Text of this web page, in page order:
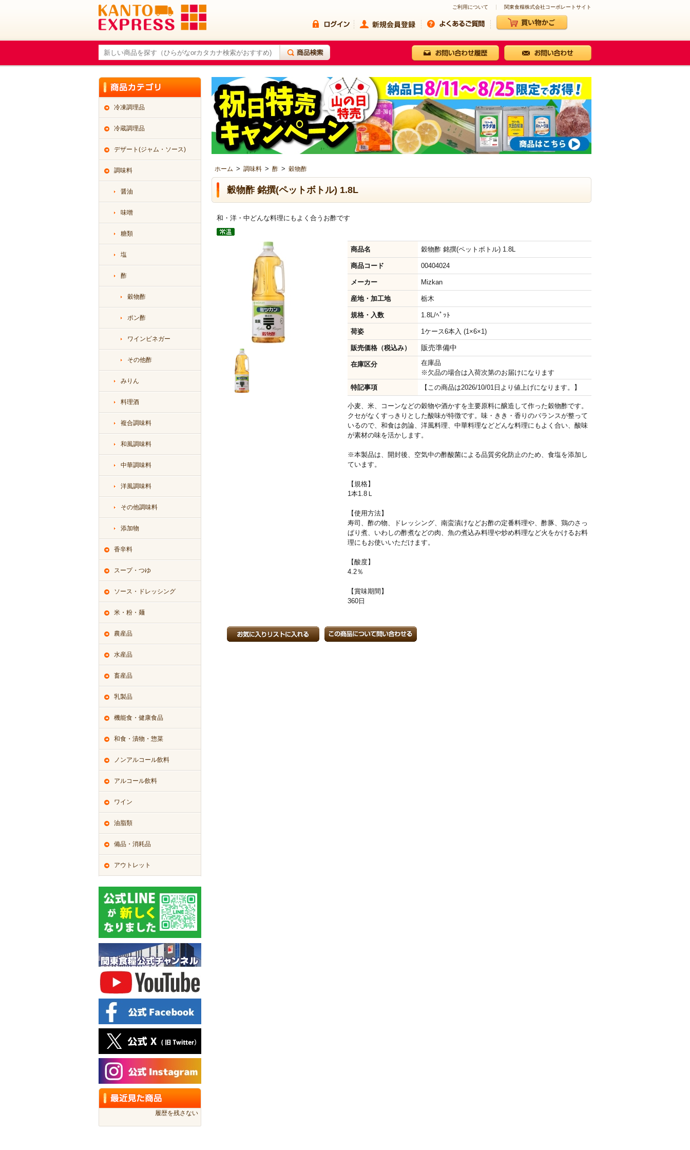
ご利用について 関東食糧株式会社コーポレートサイト
ホーム > 調味料 > 酢 > 穀物酢
穀物酢 銘撰(ペットボトル) 1.8L
和・洋・中どんな料理にもよく合うお酢です
商品名 穀物酢 銘撰(ペットボトル) 1.8L
商品コード 00404024
メーカー Mizkan
産地・加工地 栃木
規格・入数 1.8L/ﾍﾟｯﾄ
荷姿 1ケース6本入 (1×6×1)
販売価格（税込み） 販売準備中
在庫区分
在庫品
※欠品の場合は入荷次第のお届けになります
特記事項
【この商品は2026/10/01日より値上げになります。】
小麦、米、コーンなどの穀物や酒かすを主要原料に醸造して作った穀物酢です。
クセがなくすっきりとした酸味が特徴です。味・きき・香りのバランスが整って
いるので、和食は勿論、洋風料理、中華料理などどんな料理にもよく合い、酸味
が素材の味を活かします。
※本製品は、開封後、空気中の酢酸菌による品質劣化防止のため、食塩を添加し
ています。
【規格】
1本1.8Ｌ
【使用方法】
寿司、酢の物、ドレッシング、南蛮漬けなどお酢の定番料理や、酢豚、鶏のさっ
ぱり煮、いわしの酢煮などの肉、魚の煮込み料理や炒め料理など火をかけるお料
理にもお使いいただけます。
【酸度】
4.2％
【賞味期間】
360日
冷凍調理品
冷蔵調理品
デザート(ジャム・ソース)
調味料
醤油
味噌
糖類
塩
酢
穀物酢
ポン酢
ワインビネガー
その他酢
みりん
料理酒
複合調味料
和風調味料
中華調味料
洋風調味料
その他調味料
添加物
香辛料
スープ・つゆ
ソース・ドレッシング
米・粉・麺
農産品
水産品
畜産品
乳製品
機能食・健康食品
和食・漬物・惣菜
ノンアルコール飲料
アルコール飲料
ワイン
油脂類
備品・消耗品
アウトレット
履歴を残さない